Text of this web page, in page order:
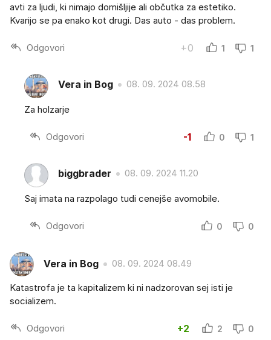
avti za ljudi, ki nimajo domišljije ali občutka za estetiko.
Kvarijo se pa enako kot drugi. Das auto - das problem.
Odgovori +0 1 1
Vera in Bog 08. 09. 2024 08.58
Za holzarje
Odgovori -1 0 1
biggbrader 08. 09. 2024 11.20
Saj imata na razpolago tudi cenejše avomobile.
Odgovori 0 0
Vera in Bog 08. 09. 2024 08.49
Katastrofa je ta kapitalizem ki ni nadzorovan sej isti je
socializem.
Odgovori +2 2 0